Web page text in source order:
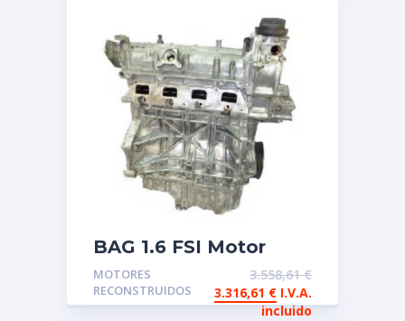
BAG 1.6 FSI Motor
reconstruido de
intercambio
MOTORES
RECONSTRUIDOS
3.558,61€
3.316,61 € I.V.A.
incluido